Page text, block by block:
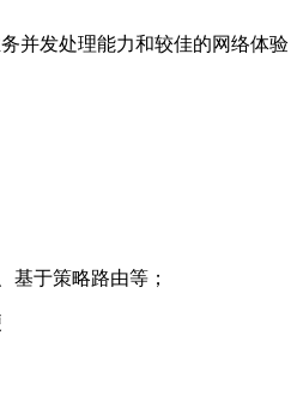
并发处理能力和较佳的网络体验
基于策略路由等；